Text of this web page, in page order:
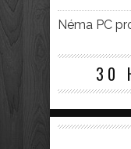
Néma PC
30